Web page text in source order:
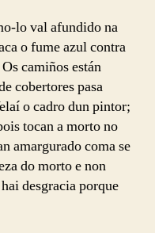
lo val afundido na
o fume azul contra
camiños están
cobertores pasa
o cadro dun pintor;
tocan a morto no
amargurado coma se
do morto e non
desgracia porque